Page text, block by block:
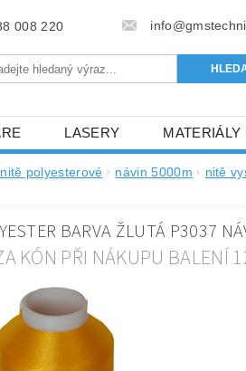
008 220
LASERY MATERIÁLY
BAREVNICE A KATALOGY
OBCHODNÍ PODMÍNKY
polyesterové návin 5000m nitě
BARVA ŽLUTÁ P3037
KÓN PŘI NÁKUPU BALENÍ